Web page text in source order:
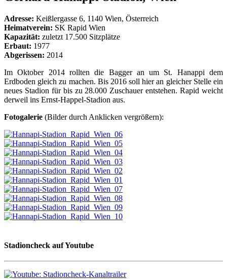
Adresse: Keißlergasse 6, 1140 Wien, Österreich
Heimatverein: SK Rapid Wien
Kapazität: zuletzt 17.500 Sitzplätze
Erbaut: 1977
Abgerissen: 2014
Im Oktober 2014 rollten die Bagger an um St. Hanappi dem
Erdboden gleich zu machen. Bis 2016 soll hier an gleicher Stelle ein
neues Stadion für bis zu 28.000 Zuschauer entstehen. Rapid weicht
derweil ins Ernst-Happel-Stadion aus.
Fotogalerie (Bilder durch Anklicken vergrößern):
Stadioncheck auf Youtube